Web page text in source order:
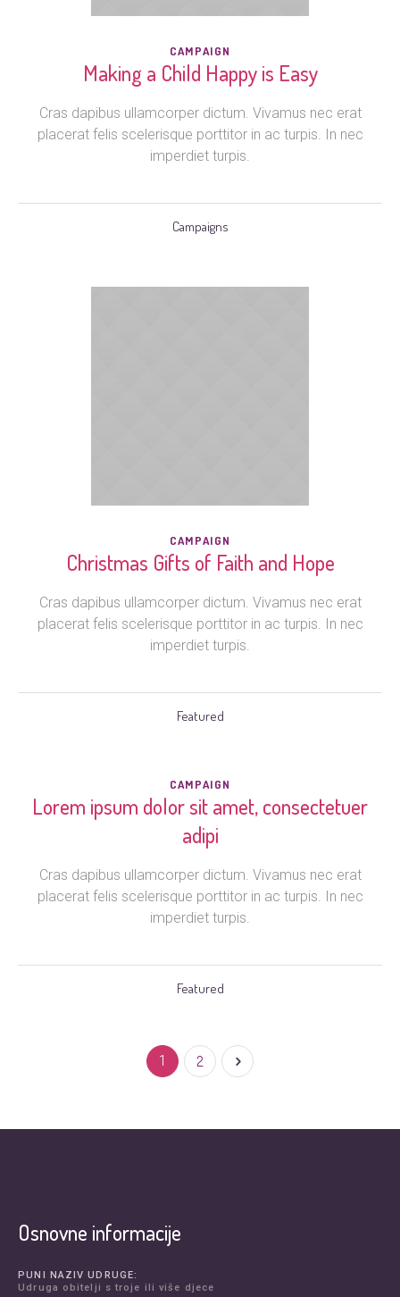
CAMPAIGN
Making a Child Happy is Easy
Cras dapibus ullamcorper dictum. Vivamus nec erat
placerat felis scelerisque porttitor in ac turpis. In nec
imperdiet turpis.
Campaigns
CAMPAIGN
Christmas Gifts of Faith and Hope
Cras dapibus ullamcorper dictum. Vivamus nec erat
placerat felis scelerisque porttitor in ac turpis. In nec
imperdiet turpis.
Featured
CAMPAIGN
Lorem ipsum dolor sit amet, consectetuer
adipi
Cras dapibus ullamcorper dictum. Vivamus nec erat
placerat felis scelerisque porttitor in ac turpis. In nec
imperdiet turpis.
Featured
1 2
Osnovne informacije
PUNI NAZIV UDRUGE:
Udruga obitelji s troje ili više djece